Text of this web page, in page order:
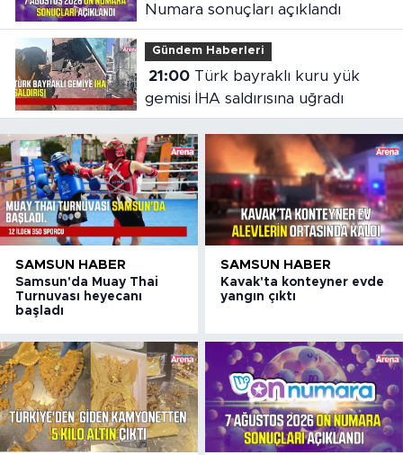
Numara sonuçları açıklandı
Gündem Haberleri
21:00Türk bayraklı kuru yük
gemisi İHA saldırısına uğradı
SAMSUN HABER
Samsun'da Muay Thai
Turnuvası heyecanı
başladı
SAMSUN HABER
Kavak'ta konteyner evde
yangın çıktı